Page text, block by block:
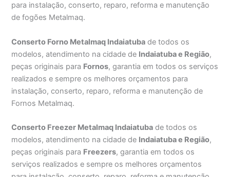
para instalação, conserto, reparo, reforma e manutenção
de fogões Metalmaq.
Conserto Forno Metalmaq Indaiatuba de todos os
modelos, atendimento na cidade de Indaiatuba e Região,
peças originais para Fornos, garantia em todos os serviços
realizados e sempre os melhores orçamentos para
instalação, conserto, reparo, reforma e manutenção de
Fornos Metalmaq.
Conserto Freezer Metalmaq Indaiatuba de todos os
modelos, atendimento na cidade de Indaiatuba e Região,
peças originais para Freezers, garantia em todos os
serviços realizados e sempre os melhores orçamentos